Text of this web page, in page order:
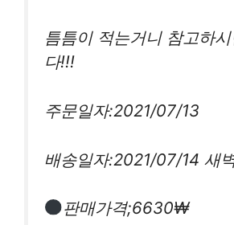
틈틈이 적는거니 참고하
다!!!
주문일자:2021/07/13
배송일자:2021/07/14 새
판매가격;6630₩